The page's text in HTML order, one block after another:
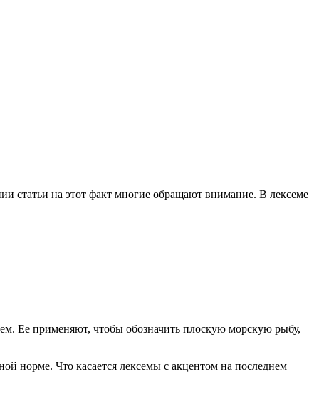
статьи на этот факт многие обращают внимание. В лексеме
Ее применяют, чтобы обозначить плоскую морскую рыбу,
норме. Что касается лексемы с акцентом на последнем